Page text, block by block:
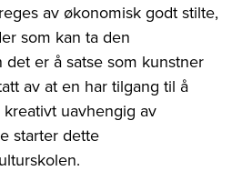
av økonomisk godt stilte,
som kan ta den
er å satse som kunstner
av at en har tilgang til å
uavhengig av
starter dette